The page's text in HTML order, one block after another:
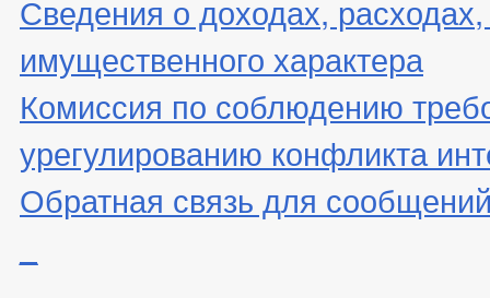
Сведения о доходах,
имущественного характера
Комиссия по соблюдению
урегулированию конфликта
Обратная связь для